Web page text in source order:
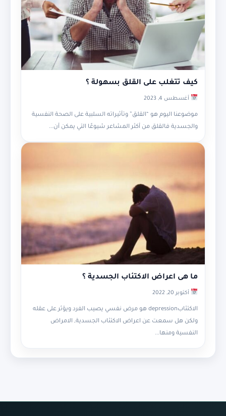
كيف تتغلب على القلق بسهولة ؟
أغسطس 4, 2023
موضوعنا اليوم هو “القلق” وتأثيراته السلبية على الصحة النفسية
والجسدية فالقلق من أكثر المشاعر شيوعًا التي يمكن أن...
ما هى اعراض الاكتئاب الجسدية ؟
أكتوبر 20, 2022
الاكتئابdepression هو مرض نفسي يصيب الفرد ويؤثر على عقله
ولكن هل سمعت عن اعراض الاكتئاب الجسدية, الامراض
النفسية ومنها...